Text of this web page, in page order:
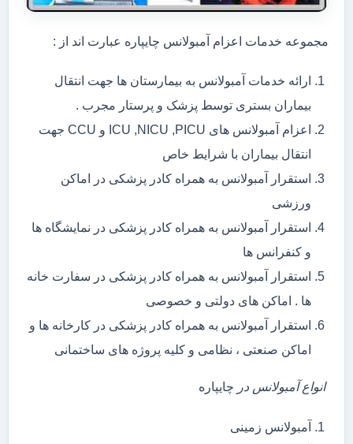
مجموعه خدمات اعزام آمبولانس چایپاره عبارت اند از :
ارائه خدمات آمبولانس به بیمارستان ها جهت انتقال
بیماران بستری توسط پزشک و پرستار مجرب .
اعزام آمبولانس های ICU ,NICU ,PICU و CCU جهت
انتقال بیماران با شرایط خاص
استقرار آمبولانس به همراه کادر پزشکی در اماکن
ورزشی
استقرار آمبولانس به همراه کادر پزشکی در نمایشگاه ها
و کنفرانس ها
استقرار آمبولانس به همراه کادر پزشکی در سفارت خانه
ها . اماکن های دولتی و خصوصی
استقرار آمبولانس به همراه کادر پزشکی در کارخانه ها و
اماکن صنعتی ، نظامی و کلیه پروژه های ساختمانی
انواع آمبولانس در چایپاره
آمبولانس زمینی